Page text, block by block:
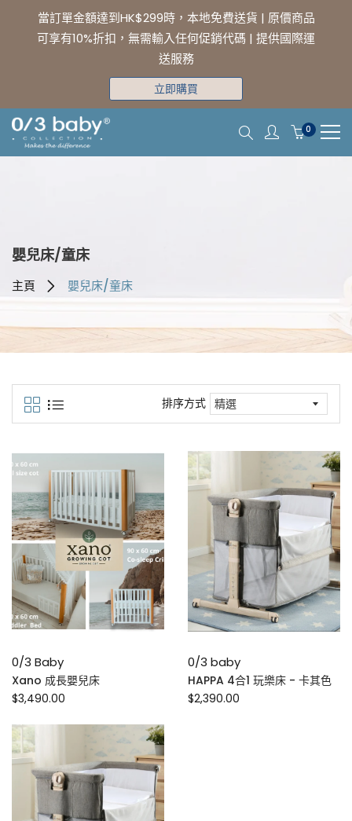
當訂單金額達到HK$299時，本地免費送貨 | 原價商品
可享有10%折扣，無需輸入任何促銷代碼 | 提供國際運
送服務
立即購買
0
嬰兒床/童床
主頁 嬰兒床/童床
排序方式
0/3 Baby
Xano 成長嬰兒床
$3,490.00
0/3 baby
HAPPA 4合1 玩樂床 - 卡其色
$2,390.00